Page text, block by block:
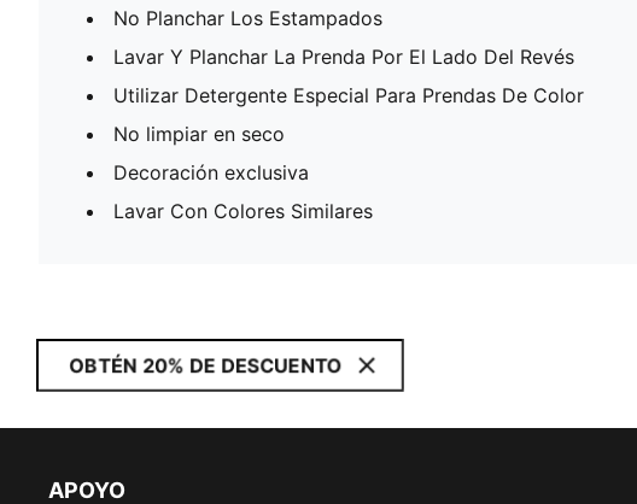
No Planchar Los Estampados
Lavar Y Planchar La Prenda Por El Lado Del Revés
Utilizar Detergente Especial Para Prendas De Color
No limpiar en seco
Decoración exclusiva
Lavar Con Colores Similares
OBTÉN 20% DE DESCUENTO
APOYO